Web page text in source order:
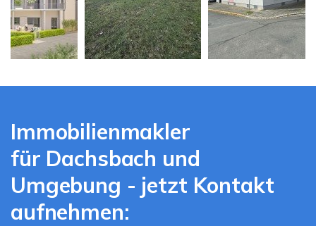
Immobilienmakler
für Dachsbach und
Umgebung - jetzt Kontakt
aufnehmen: